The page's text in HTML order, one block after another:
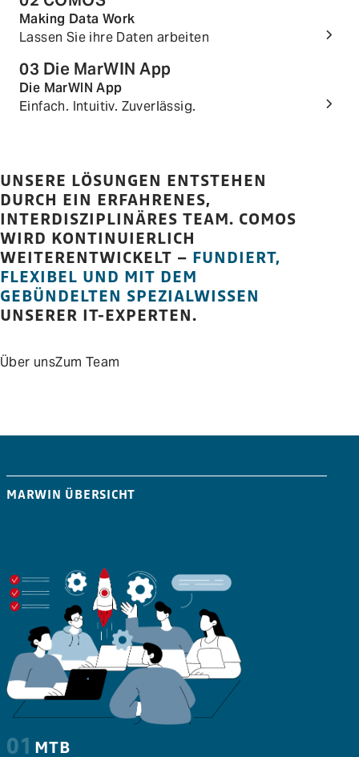
Making Data Work
Lassen Sie ihre Daten arbeiten
03 Die MarWIN App
Die MarWIN App
Einfach. Intuitiv. Zuverlässig.
UNSERE LÖSUNGEN ENTSTEHEN
DURCH EIN ERFAHRENES,
INTERDISZIPLINÄRES TEAM. COMOS
WIRD KONTINUIERLICH
WEITERENTWICKELT – FUNDIERT,
FLEXIBEL UND MIT DEM
GEBÜNDELTEN SPEZIALWISSEN
UNSERER IT-EXPERTEN.
Über unsZum Team
MARWIN ÜBERSICHT
MTB